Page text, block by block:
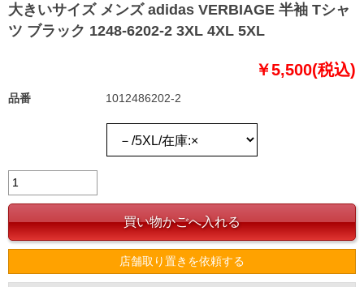
大きいサイズ メンズ adidas VERBIAGE 半袖 Tシャ
ツ ブラック 1248-6202-2 3XL 4XL 5XL
￥5,500(税込)
品番 1012486202-2
店舗取り置きを依頼する